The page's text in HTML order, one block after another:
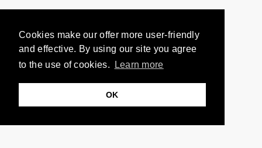
Cookies make our offer more user-friendly
and effective. By using our site you agree
to the use of cookies.
Learn more
OK